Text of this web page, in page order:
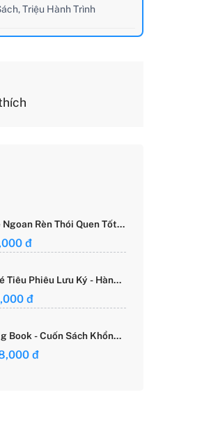
Triệu Hành Trình
Ngoan Rèn Thói Quen Tốt -
đ
Tiêu Phiêu Lưu Ký - Hành
Giới Của Cô Gái Việt
đ
Book - Cuốn Sách Khổng
Hành Tinh (Tái Bản)
đ